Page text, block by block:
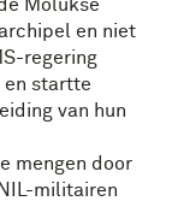
Molukse
en niet
regering
en startte
van hun
mengen door
militairen